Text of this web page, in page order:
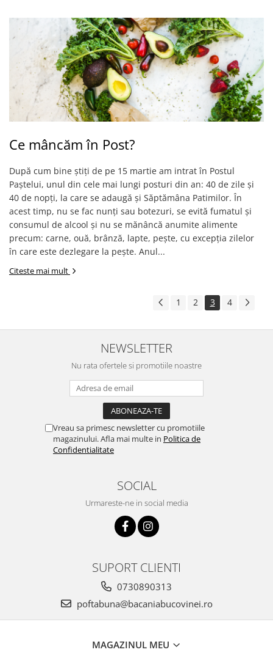
Ce mâncăm în Post?
După cum bine știți de pe 15 martie am intrat în Postul
Paștelui, unul din cele mai lungi posturi din an: 40 de zile și
40 de nopți, la care se adaugă și Săptămâna Patimilor. În
acest timp, nu se fac nunți sau botezuri, se evită fumatul și
consumul de alcool și nu se mănâncă anumite alimente
precum: carne, ouă, brânză, lapte, pește, cu excepția zilelor
în care este dezlegare la pește. Anul...
Citeste mai mult
1 2 3 4
NEWSLETTER
Nu rata ofertele si promotiile noastre
Vreau sa primesc newsletter cu promotiile
magazinului. Afla mai multe in Politica de
Confidentialitate
SOCIAL
Urmareste-ne in social media
SUPORT CLIENTI
0730890313
poftabuna@bacaniabucovinei.ro
MAGAZINUL MEU